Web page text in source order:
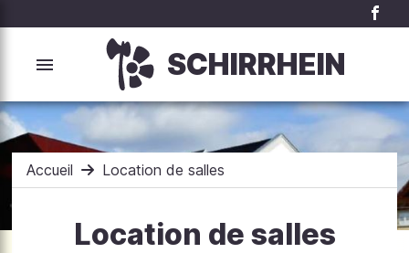
SCHIRRHEIN
Accueil Location de salles
Location de salles